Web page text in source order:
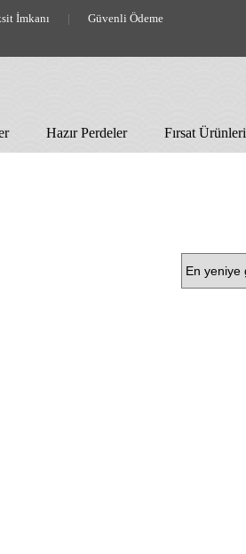
İmkanı | Güvenli Ödeme
Hazır Perdeler Fırsat Ürünleri